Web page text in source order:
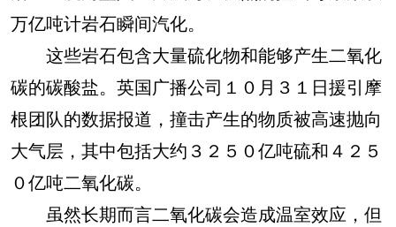
万亿吨计岩石瞬间汽化。
这些岩石包含大量硫化物和能够产生二氧化
碳的碳酸盐。英国广播公司１０月３１日援引摩
根团队的数据报道，撞击产生的物质被高速抛向
大气层，其中包括大约３２５０亿吨硫和４２５
０亿吨二氧化碳。
虽然长期而言二氧化碳会造成温室效应，但